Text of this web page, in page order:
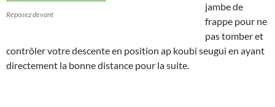
Reposez devant
jambe de
frappe pour ne
pas tomber et
contrôler votre descente en position ap koubi seugui en ayant
directement la bonne distance pour la suite.